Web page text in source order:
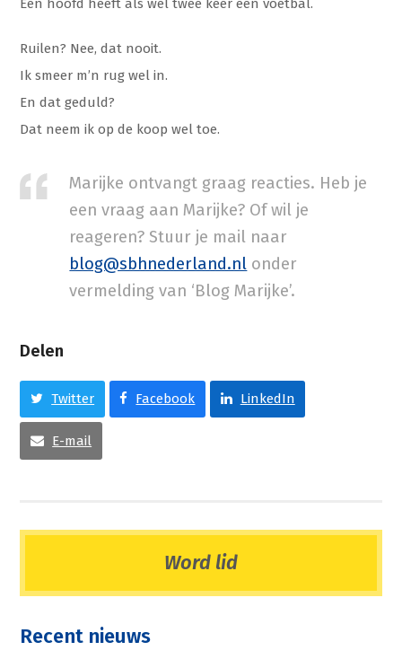
Ruilen? Nee, dat nooit.
Ik smeer m’n rug wel in.
En dat geduld?
Dat neem ik op de koop wel toe.
Marijke ontvangt graag reacties. Heb je
een vraag aan Marijke? Of wil je
reageren? Stuur je mail naar
blog@sbhnederland.nl onder
vermelding van ‘Blog Marijke’.
Delen
Twitter Facebook LinkedIn
E-mail
Word lid
Recent nieuws